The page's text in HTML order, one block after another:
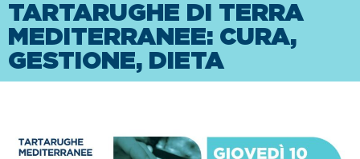
TARTARUGHE DI TERRA
MEDITERRANEE: CURA,
GESTIONE, DIETA